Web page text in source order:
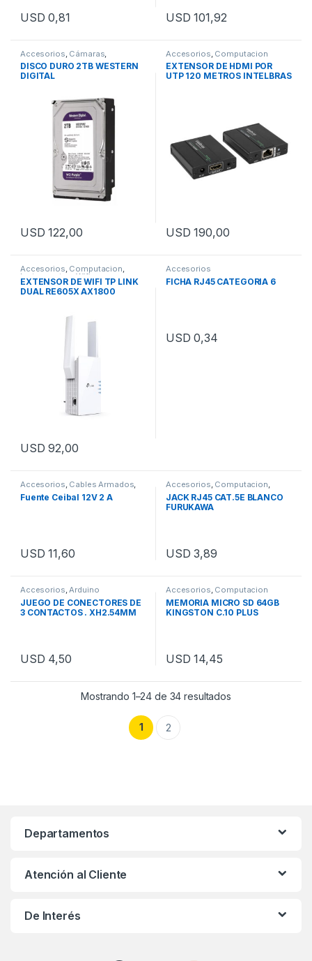
USD 0,81 USD 101,92
Accesorios Cámaras
Computacion ,Seguridad
DISCO DURO 2TB WESTERN
DIGITAL
USD 122,00
Accesorios Computacion
EXTENSOR DE HDMI POR
UTP 120 METROS INTELBRAS
USD 190,00
Accesorios, Computacion,
Instrumentos,Wifi
EXTENSOR DE WIFI TP LINK
DUAL RE605X AX1800
USD 92,00
Accesorios
FICHA RJ45 CATEGORIA 6
USD 0,34
Accesorios, Cables Armados,
Computacion ,Fuentes,
Uncategorized
Fuente Ceibal 12V 2 A
USD 11,60
Accesorios, Computacion,
Fichas,Wifi
JACK RJ45 CAT.5E BLANCO
FURUKAWA
USD 3,89
Accesorios,Arduino
Compatible,Cables,
Conectores de Audio
Destacado,Electronica,Mejor
JUEGO DE CONECTORES DE
3 CONTACTOS . XH2.54MM
USD 4,50
Accesorios, Computacion
MEMORIA MICRO SD 64GB
KINGSTON C.10 PLUS
USD 14,45
Mostrando 1–24 de 34 resultados
1 2
Departamentos
Atención al Cliente
De Interés